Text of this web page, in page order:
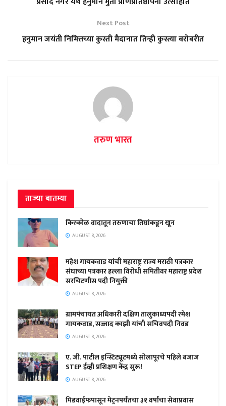
Next Post
हनुमान जयंती निमित्तच्या कुस्ती मैदानात तिन्ही कुस्त्या बरोबरीत
तरुण भारत
ताज्या बातम्या
किरकोळ वादातून तरुणाचा तिघांकडून खून
AUGUST 8, 2026
महेश गायकवाड यांची महाराष्ट्र राज्य मराठी पत्रकार
संघाच्या पत्रकार हल्ला विरोधी समितीवर महाराष्ट्र प्रदेश
सरचिटणीस पदी नियुक्ती
AUGUST 8, 2026
ग्रामपंचायत अधिकारी दक्षिण तालुकाध्यपदी रमेश
गायकवाड, सज्जाद काझी यांची सचिवपदी निवड
AUGUST 8, 2026
ए. जी. पाटील इन्स्टिट्यूटमध्ये सोलापूरचे पहिले बजाज
STEP ईव्ही प्रशिक्षण केंद्र सुरू!
AUGUST 8, 2026
मिडवाईफपासून मेट्रनपर्यंतचा ३१ वर्षांचा सेवाप्रवास